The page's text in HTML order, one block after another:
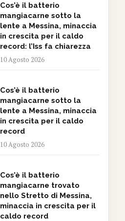
Cos’è il batterio
mangiacarne sotto la
lente a Messina, minaccia
in crescita per il caldo
record: l’Iss fa chiarezza
10 Agosto 2026
Cos’è il batterio
mangiacarne sotto la
lente a Messina, minaccia
in crescita per il caldo
record
10 Agosto 2026
Cos’è il batterio
mangiacarne trovato
nello Stretto di Messina,
minaccia in crescita per il
caldo record